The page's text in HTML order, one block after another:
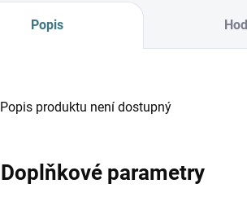
Popis
Popis produktu není dostupný
Doplňkové parametry